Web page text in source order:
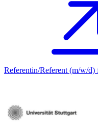
Referentin/Referent (m/w/